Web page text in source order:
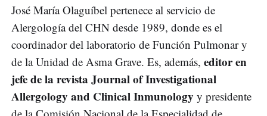
José María Olaguíbel pertenece al servicio de
Alergología del CHN desde 1989, donde es el
coordinador del laboratorio de Función Pulmonar y
de la Unidad de Asma Grave. Es, además, editor en
jefe de la revista Journal of Investigational
Allergology and Clinical Inmunology y presidente